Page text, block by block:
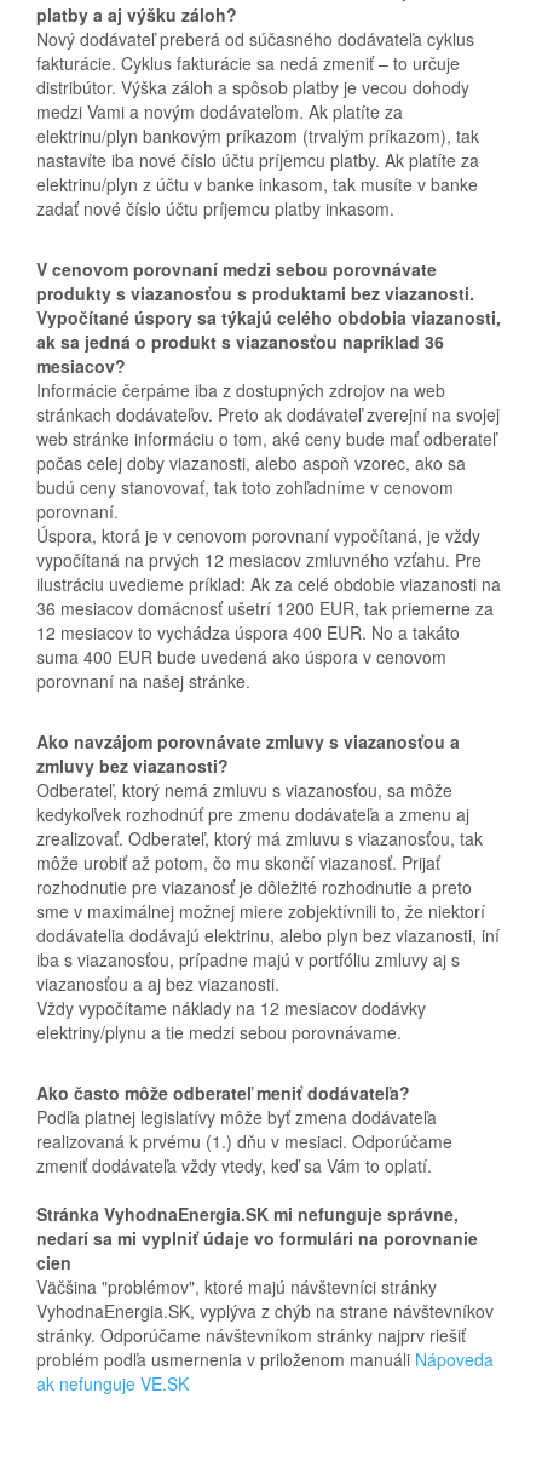
platby a aj výšku záloh?
Nový dodávateľ preberá od súčasného dodávateľa cyklus
fakturácie. Cyklus fakturácie sa nedá zmeniť – to určuje
distribútor. Výška záloh a spôsob platby je vecou dohody
medzi Vami a novým dodávateľom. Ak platíte za
elektrinu/plyn bankovým príkazom (trvalým príkazom), tak
nastavíte iba nové číslo účtu príjemcu platby. Ak platíte za
elektrinu/plyn z účtu v banke inkasom, tak musíte v banke
zadať nové číslo účtu príjemcu platby inkasom.
V cenovom porovnaní medzi sebou porovnávate
produkty s viazanosťou s produktami bez viazanosti.
Vypočítané úspory sa týkajú celého obdobia viazanosti,
ak sa jedná o produkt s viazanosťou napríklad 36
mesiacov?
Informácie čerpáme iba z dostupných zdrojov na web
stránkach dodávateľov. Preto ak dodávateľ zverejní na svojej
web stránke informáciu o tom, aké ceny bude mať odberateľ
počas celej doby viazanosti, alebo aspoň vzorec, ako sa
budú ceny stanovovať, tak toto zohľadníme v cenovom
porovnaní.
Úspora, ktorá je v cenovom porovnaní vypočítaná, je vždy
vypočítaná na prvých 12 mesiacov zmluvného vzťahu. Pre
ilustráciu uvedieme príklad: Ak za celé obdobie viazanosti na
36 mesiacov domácnosť ušetrí 1200 EUR, tak priemerne za
12 mesiacov to vychádza úspora 400 EUR. No a takáto
suma 400 EUR bude uvedená ako úspora v cenovom
porovnaní na našej stránke.
Ako navzájom porovnávate zmluvy s viazanosťou a
zmluvy bez viazanosti?
Odberateľ, ktorý nemá zmluvu s viazanosťou, sa môže
kedykoľvek rozhodnúť pre zmenu dodávateľa a zmenu aj
zrealizovať. Odberateľ, ktorý má zmluvu s viazanosťou, tak
môže urobiť až potom, čo mu skončí viazanosť. Prijať
rozhodnutie pre viazanosť je dôležité rozhodnutie a preto
sme v maximálnej možnej miere zobjektívnili to, že niektorí
dodávatelia dodávajú elektrinu, alebo plyn bez viazanosti, iní
iba s viazanosťou, prípadne majú v portfóliu zmluvy aj s
viazanosťou a aj bez viazanosti.
Vždy vypočítame náklady na 12 mesiacov dodávky
elektriny/plynu a tie medzi sebou porovnávame.
Ako často môže odberateľ meniť dodávateľa?
Podľa platnej legislatívy môže byť zmena dodávateľa
realizovaná k prvému (1.) dňu v mesiaci. Odporúčame
zmeniť dodávateľa vždy vtedy, keď sa Vám to oplatí.
Stránka VyhodnaEnergia.SK mi nefunguje správne,
nedarí sa mi vyplniť údaje vo formulári na porovnanie
cien
Väčšina "problémov", ktoré majú návštevníci stránky
VyhodnaEnergia.SK, vyplýva z chýb na strane návštevníkov
stránky. Odporúčame návštevníkom stránky najprv riešiť
problém podľa usmernenia v priloženom manuáli Nápoveda
ak nefunguje VE.SK